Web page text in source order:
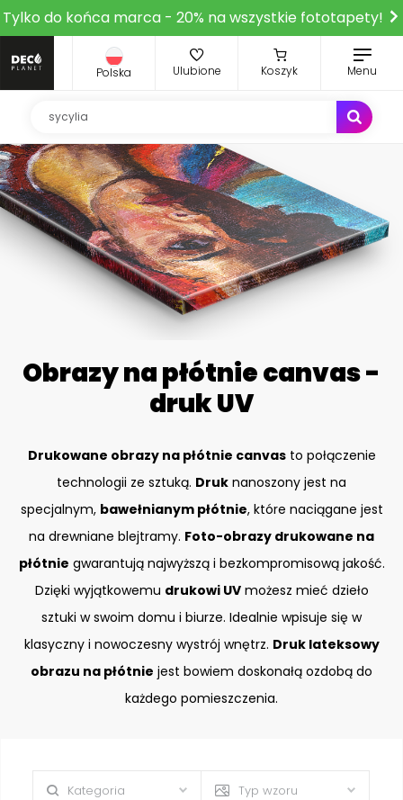
Tylko do końca marca - 20% na wszystkie fototapety!
Polska Ulubione Koszyk Menu
Obrazy na płótnie canvas -
druk UV
Drukowane obrazy na płótnie canvasto połączenie
technologii ze sztuką. Druk nanoszony jest na
specjalnym, bawełnianym płótnie, które naciągane jest
na drewniane blejtramy. Foto-obrazy drukowane na
płótnie gwarantują najwyższą i bezkompromisową jakość.
Dzięki wyjątkowemu drukowi UVmożesz mieć dzieło
sztuki w swoim domu i biurze. Idealnie wpisuje się w
klasyczny i nowoczesny wystrój wnętrz. Druk lateksowy
obrazu na płótnie jest bowiem doskonałą ozdobą do
każdego pomieszczenia.
Kategoria Typ wzoru